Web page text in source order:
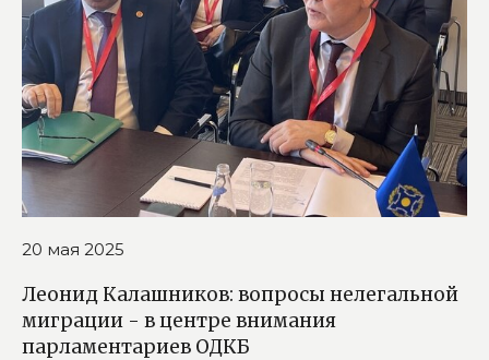
20 мая 2025
Леонид Калашников: вопросы нелегальной
миграции - в центре внимания
парламентариев ОДКБ